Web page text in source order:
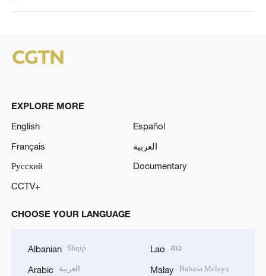
EXPLORE MORE
English
Español
Français
العربية
Русский
Documentary
CCTV+
CHOOSE YOUR LANGUAGE
Albanian Shqip
Arabic العربية
Lao ລາວ
Malay Bahasa Melayu